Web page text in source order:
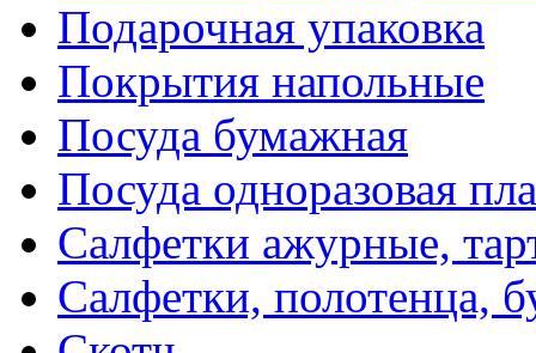
Подарочная упаковка
Покрытия напольные
Посуда бумажная
Посуда одноразовая
Салфетки ажурные,
Салфетки, полотенца,